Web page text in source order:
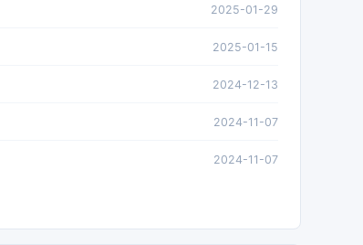
2025-01-29
2025-01-15
2024-12-13
2024-11-07
2024-11-07